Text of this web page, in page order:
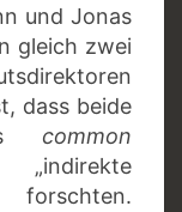
und Jonas
gleich zwei
dass beide
common
forschten.